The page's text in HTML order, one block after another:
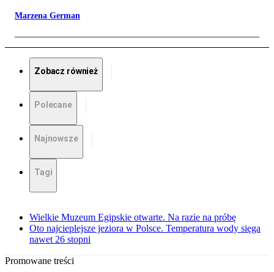
Marzena German
Zobacz również
Polecane
Najnowsze
Tagi
Wielkie Muzeum Egipskie otwarte. Na razie na próbę
Oto najcieplejsze jeziora w Polsce. Temperatura wody sięga
nawet 26 stopni
Promowane treści